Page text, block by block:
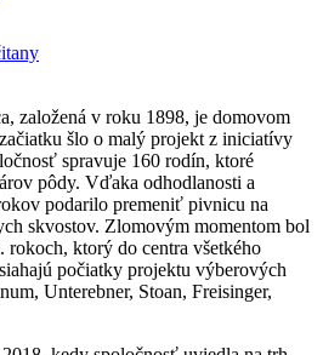
založená v roku 1898, je domovom
šlo o malý projekt z iniciatívy
spravuje 160 rodín, ktoré
pôdy. Vďaka odhodlanosti a
podarilo premeniť pivnicu na
skvostov. Zlomovým momentom bol
ktorý do centra všetkého
počiatky projektu výberových
Unterebner, Stoan, Freisinger,